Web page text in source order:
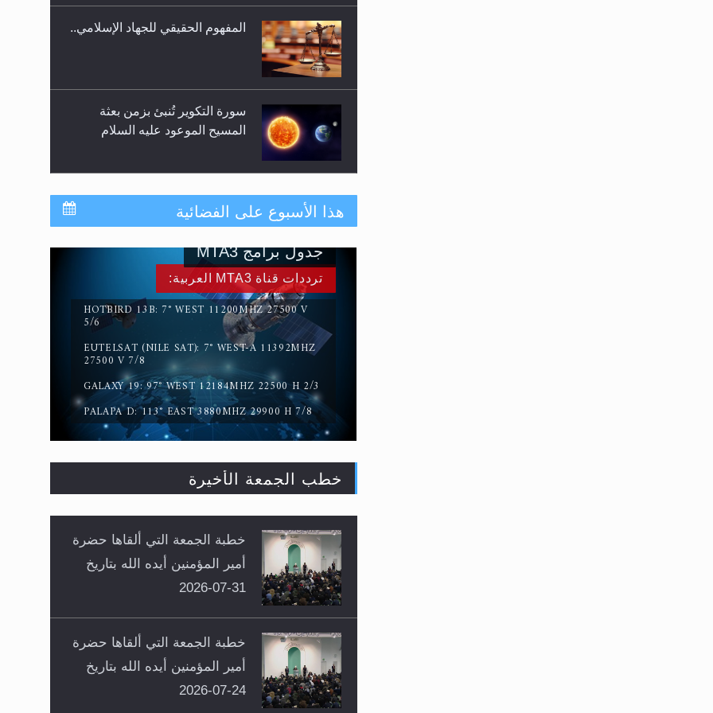
المفهوم الحقيقي للجهاد الإسلامي..
سورة التكوير تُنبئ بزمن بعثة
المسيح الموعود عليه السلام
حقيقة المسيح الدجال
القرآن قاضٍ وحكمٌ على السنة
ومهيمنٌ عليها.. ليس العكس
هذا الأسبوع على الفضائية
ترددات قناة MTA3 العربية:
HOTBIRD 13B: 7° WEST 11200MHZ 27500 V
5/6
EUTELSAT (NILE SAT): 7° WEST-A 11392MHZ
27500 V 7/8
GALAXY 19: 97° WEST 12184MHZ 22500 H 2/3
PALAPA D: 113° EAST 3880MHZ 29900 H 7/8
جدول برامج MTA3
خطب الجمعة الأخيرة
خطبة الجمعة التي ألقاها حضرة
أمير المؤمنين أيده الله بتاريخ
31-07-2026
خطبة الجمعة التي ألقاها حضرة
أمير المؤمنين أيده الله بتاريخ
24-07-2026